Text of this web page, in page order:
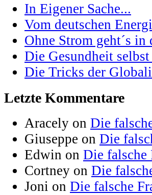
In Eigener Sache...
Vom deutschen
Ohne Strom geht´s
Die Gesundheit
Die Tricks der
Letzte Kommentare
Aracely on Die
Giuseppe on Die
Edwin on Die falsche
Cortney on Die
Joni on Die falsche